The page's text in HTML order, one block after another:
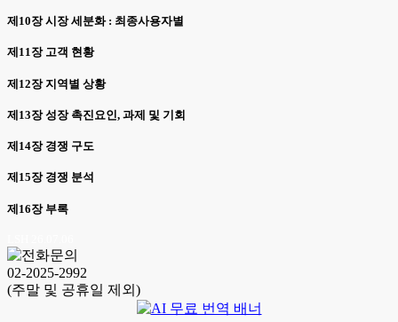
제10장 시장 세분화 : 최종사용자별
제11장 고객 현황
제12장 지역별 상황
제13장 성장 촉진요인, 과제 및 기회
제14장 경쟁 구도
제15장 경쟁 분석
제16장 부록
02-2025-2992
(주말 및 공휴일 제외)